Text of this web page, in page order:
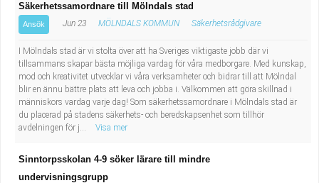
Säkerhetssamordnare till Mölndals stad
Ansök Jun 23 MÖLNDALS KOMMUN Säkerhetsrådgivare
I Mölndals stad är vi stolta över att ha Sveriges viktigaste jobb där vi
tillsammans skapar bästa möjliga vardag för våra medborgare. Med kunskap,
mod och kreativitet utvecklar vi våra verksamheter och bidrar till att Mölndal
blir en ännu bättre plats att leva och jobba i. Välkommen att göra skillnad i
människors vardag varje dag! Som säkerhetssamordnare i Mölndals stad är
du placerad på stadens säkerhets- och beredskapsenhet som tillhör
avdelningen för j...
Visa mer
Sinntorpsskolan 4-9 söker lärare till mindre
undervisningsgrupp